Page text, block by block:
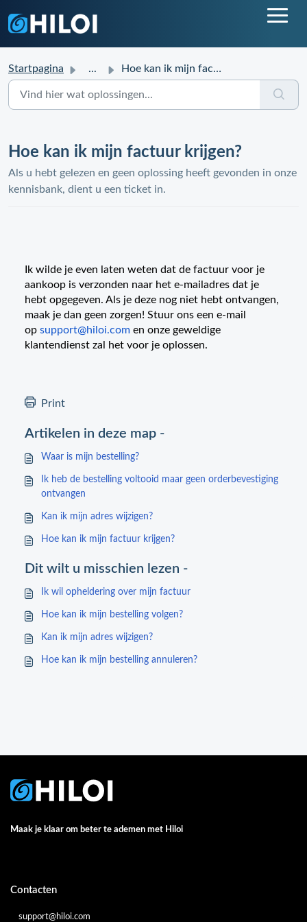
Startpagina ... Hoe kan ik mijn factuur krijgen?
Hoe kan ik mijn factuur krijgen?
Als u hebt gelezen en geen oplossing heeft gevonden in onze
kennisbank, dient u een ticket in.
Ik wilde je even laten weten dat de factuur voor je
aankoop is verzonden naar het e-mailadres dat je
hebt opgegeven. Als je deze nog niet hebt ontvangen,
maak je dan geen zorgen! Stuur ons een e-mail
op support@hiloi.com en onze geweldige
klantendienst zal het voor je oplossen.
Print
Artikelen in deze map -
Waar is mijn bestelling?
Ik heb de bestelling voltooid maar geen orderbevestiging
ontvangen
Kan ik mijn adres wijzigen?
Hoe kan ik mijn factuur krijgen?
Dit wilt u misschien lezen -
Ik wil opheldering over mijn factuur
Hoe kan ik mijn bestelling volgen?
Kan ik mijn adres wijzigen?
Hoe kan ik mijn bestelling annuleren?
Maak je klaar om beter te ademen met Hiloi
Contacten
support@hiloi.com